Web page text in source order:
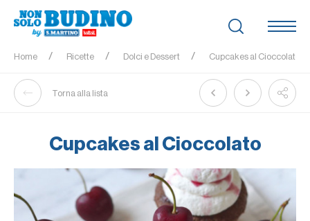
Home Ricette Dolci e Dessert Cupcakes al Cioccolato
Torna alla lista
Cupcakes al Cioccolato